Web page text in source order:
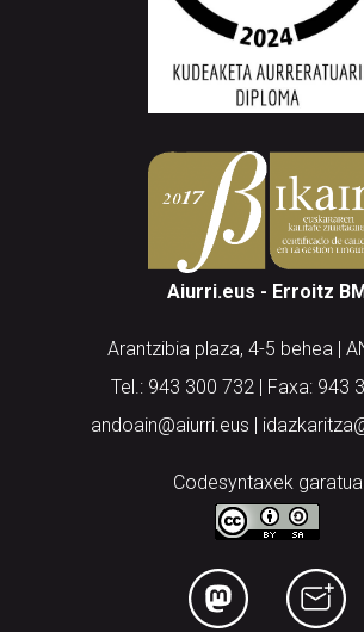
Aiurri.eus - Erroitz
Arantzibia plaza, 4-5 behea |
Tel.: 943 300 732 | Faxa: 943
andoain@aiurri.eus |
Codesyntaxek garatua